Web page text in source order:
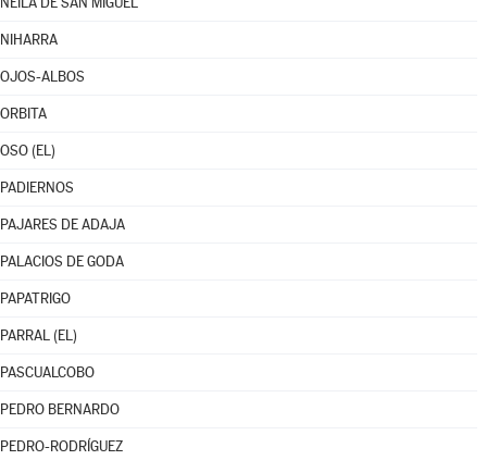
NIHARRA
OJOS-ALBOS
ORBITA
OSO (EL)
PADIERNOS
PAJARES DE ADAJA
PALACIOS DE GODA
PAPATRIGO
PARRAL (EL)
PASCUALCOBO
PEDRO BERNARDO
PEDRO-RODRÍGUEZ